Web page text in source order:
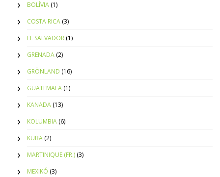
BOLÍVIA (1)
COSTA RICA (3)
EL SALVADOR (1)
GRENADA (2)
GRÖNLAND (16)
GUATEMALA (1)
KANADA (13)
KOLUMBIA (6)
KUBA (2)
MARTINIQUE (FR.) (3)
MEXIKÓ (3)